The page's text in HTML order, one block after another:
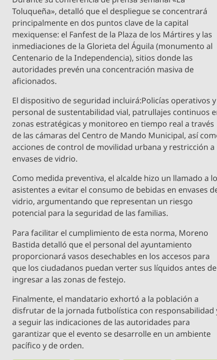
Toluqueña», detalló que el despliegue se concentrará
principalmente en dos puntos clave de la capital
mexiquense: el Fanfest de la Plaza de los Mártires y las
inmediaciones de la Glorieta del Águila (monumento al
Centenario de la Independencia), sitios donde las
autoridades prevén una concentración masiva de
aficionados.
​El dispositivo de seguridad incluirá:​Policías operativos y
personal de sustentabilidad vial, patrullajes continuos
zonas estratégicas y ​monitoreo en tiempo real a través
de las cámaras del Centro de Mando Municipal, así
acciones de control de movilidad urbana y restricción a
envases de vidrio.
​Como medida preventiva, el alcalde hizo un llamado a
asistentes a evitar el consumo de bebidas en envases
vidrio, argumentando que representan un riesgo
potencial para la seguridad de las familias.
​Para facilitar el cumplimiento de esta norma, Moreno
Bastida detalló que el personal del ayuntamiento
proporcionará vasos desechables en los accesos para
que los ciudadanos puedan verter sus líquidos antes de
ingresar a las zonas de festejo.
​Finalmente, el mandatario exhortó a la población a
disfrutar de la jornada futbolística con responsabilidad
a seguir las indicaciones de las autoridades para
garantizar que el evento se desarrolle en un ambiente
pacífico y de orden.